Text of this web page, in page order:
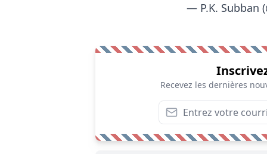
— P.K. Subban
Recevez les dernières